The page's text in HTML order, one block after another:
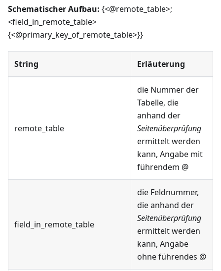
Schematischer Aufbau: {<@remote_table>;
<field_in_remote_table>
{<@primary_key_of_remote_table>}}
String Erläuterung
remote_table
die Nummer der
Tabelle, die
anhand der
Seitenüberprüfung
ermittelt werden
kann, Angabe mit
führendem @
field_in_remote_table
die Feldnummer,
die anhand der
Seitenüberprüfung
ermittelt werden
kann, Angabe
ohne führendes @